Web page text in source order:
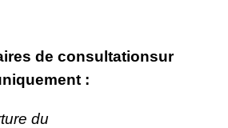
de consultationsur
:
du